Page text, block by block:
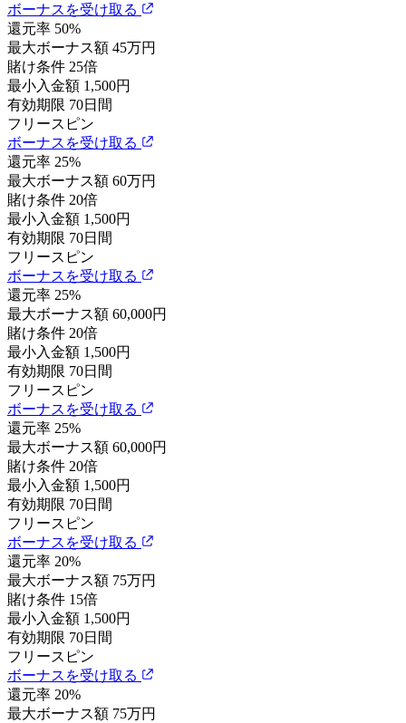
ボーナスを受け取る
還元率 50%
最大ボーナス額 45万円
賭け条件 25倍
最小入金額 1,500円
有効期限 70日間
フリースピン
ボーナスを受け取る
還元率 25%
最大ボーナス額 60万円
賭け条件 20倍
最小入金額 1,500円
有効期限 70日間
フリースピン
ボーナスを受け取る
還元率 25%
最大ボーナス額 60,000円
賭け条件 20倍
最小入金額 1,500円
有効期限 70日間
フリースピン
ボーナスを受け取る
還元率 25%
最大ボーナス額 60,000円
賭け条件 20倍
最小入金額 1,500円
有効期限 70日間
フリースピン
ボーナスを受け取る
還元率 20%
最大ボーナス額 75万円
賭け条件 15倍
最小入金額 1,500円
有効期限 70日間
フリースピン
ボーナスを受け取る
還元率 20%
最大ボーナス額 75万円